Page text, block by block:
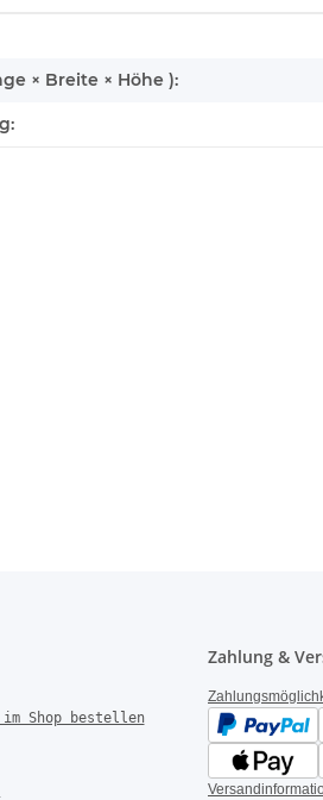
× Breite × Höhe ):
Shop bestellen
Zahlung &